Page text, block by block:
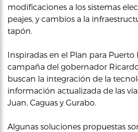
modificaciones a los sistemas
peajes, y cambios a la
tapón.
Inspiradas en el Plan para
campaña del gobernador Ricardo
buscan la integración de la
información actualizada de las
Juan, Caguas y Gurabo.
Algunas soluciones propuestas